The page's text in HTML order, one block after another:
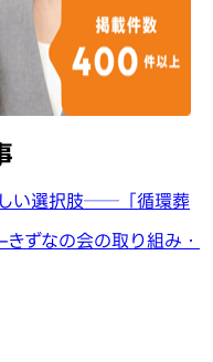
しい選択肢──「循環葬
ずなの会の取り組み・